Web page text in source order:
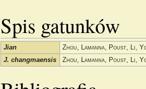
Spis gatunków
Jian
Zhou, Lamanna, Poust, Li,
J. changmaensis
Zhou, Lamanna, Poust, Li,